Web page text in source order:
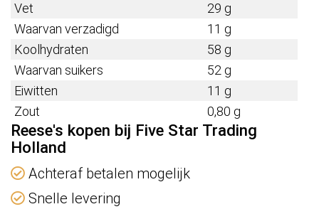
Vet
29 g
Waarvan verzadigd
11 g
Koolhydraten
58 g
Waarvan suikers
52 g
Eiwitten
11 g
Zout
0,80 g
Reese's kopen bij Five Star Trading
Holland
Achteraf betalen mogelijk
Snelle levering